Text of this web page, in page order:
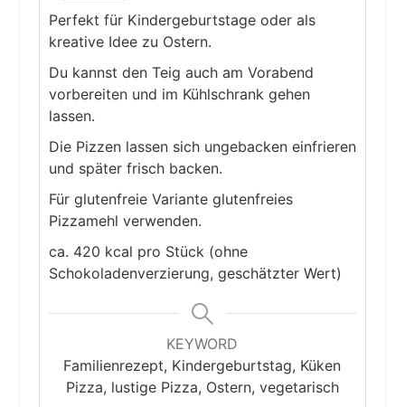
Perfekt für Kindergeburtstage oder als
kreative Idee zu Ostern.
Du kannst den Teig auch am Vorabend
vorbereiten und im Kühlschrank gehen
lassen.
Die Pizzen lassen sich ungebacken einfrieren
und später frisch backen.
Für glutenfreie Variante glutenfreies
Pizzamehl verwenden.
ca. 420 kcal pro Stück (ohne
Schokoladenverzierung, geschätzter Wert)
KEYWORD
Familienrezept, Kindergeburtstag, Küken
Pizza, lustige Pizza, Ostern, vegetarisch